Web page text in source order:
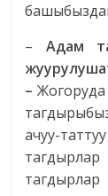
– Адам
–
ачуу-